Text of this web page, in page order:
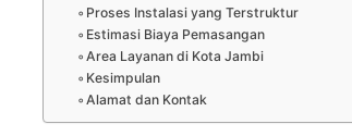
Proses Instalasi yang Terstruktur
Estimasi Biaya Pemasangan
Area Layanan di Kota Jambi
Kesimpulan
Alamat dan Kontak